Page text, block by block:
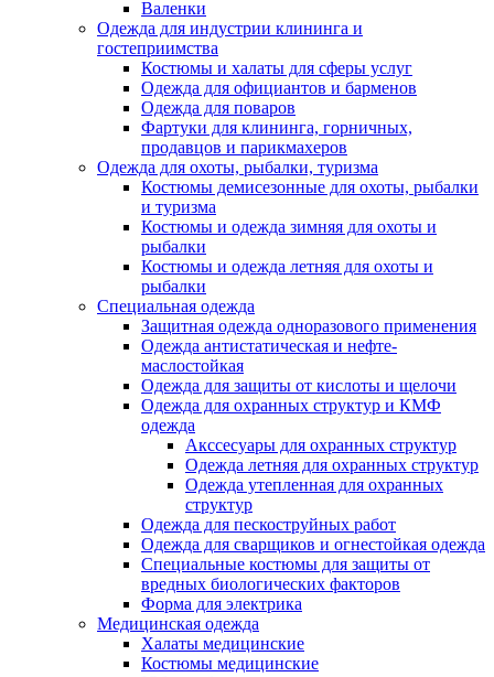
Валенки
Одежда для индустрии клининга и
гостеприимства
Костюмы и халаты для сферы услуг
Одежда для официантов и барменов
Одежда для поваров
Фартуки для клининга, горничных,
продавцов и парикмахеров
Одежда для охоты, рыбалки, туризма
Костюмы демисезонные для охоты, рыбалки
и туризма
Костюмы и одежда зимняя для охоты и
рыбалки
Костюмы и одежда летняя для охоты и
рыбалки
Специальная одежда
Защитная одежда одноразового применения
Одежда антистатическая и нефте-
маслостойкая
Одежда для защиты от кислоты и щелочи
Одежда для охранных структур и КМФ
одежда
Акссесуары для охранных структур
Одежда летняя для охранных структур
Одежда утепленная для охранных
структур
Одежда для пескоструйных работ
Одежда для сварщиков и огнестойкая одежда
Специальные костюмы для защиты от
вредных биологических факторов
Форма для электрика
Медицинская одежда
Халаты медицинские
Костюмы медицинские